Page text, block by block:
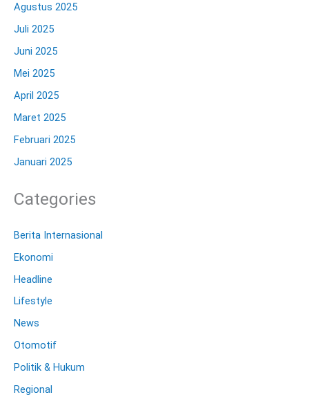
Agustus 2025
Juli 2025
Juni 2025
Mei 2025
April 2025
Maret 2025
Februari 2025
Januari 2025
Categories
Berita Internasional
Ekonomi
Headline
Lifestyle
News
Otomotif
Politik & Hukum
Regional